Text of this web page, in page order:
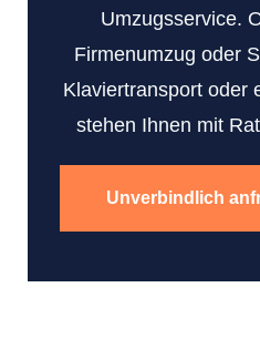
Umzugsservice.
Firmenumzug oder
Klaviertransport oder
stehen Ihnen mit
Unverbindlich